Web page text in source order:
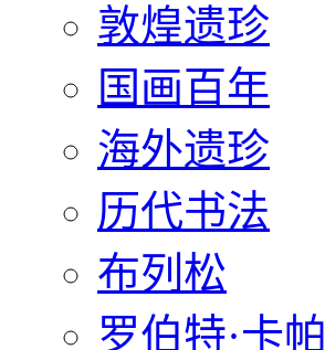
敦煌遗珍
国画百年
海外遗珍
历代书法
布列松
罗伯特·卡帕